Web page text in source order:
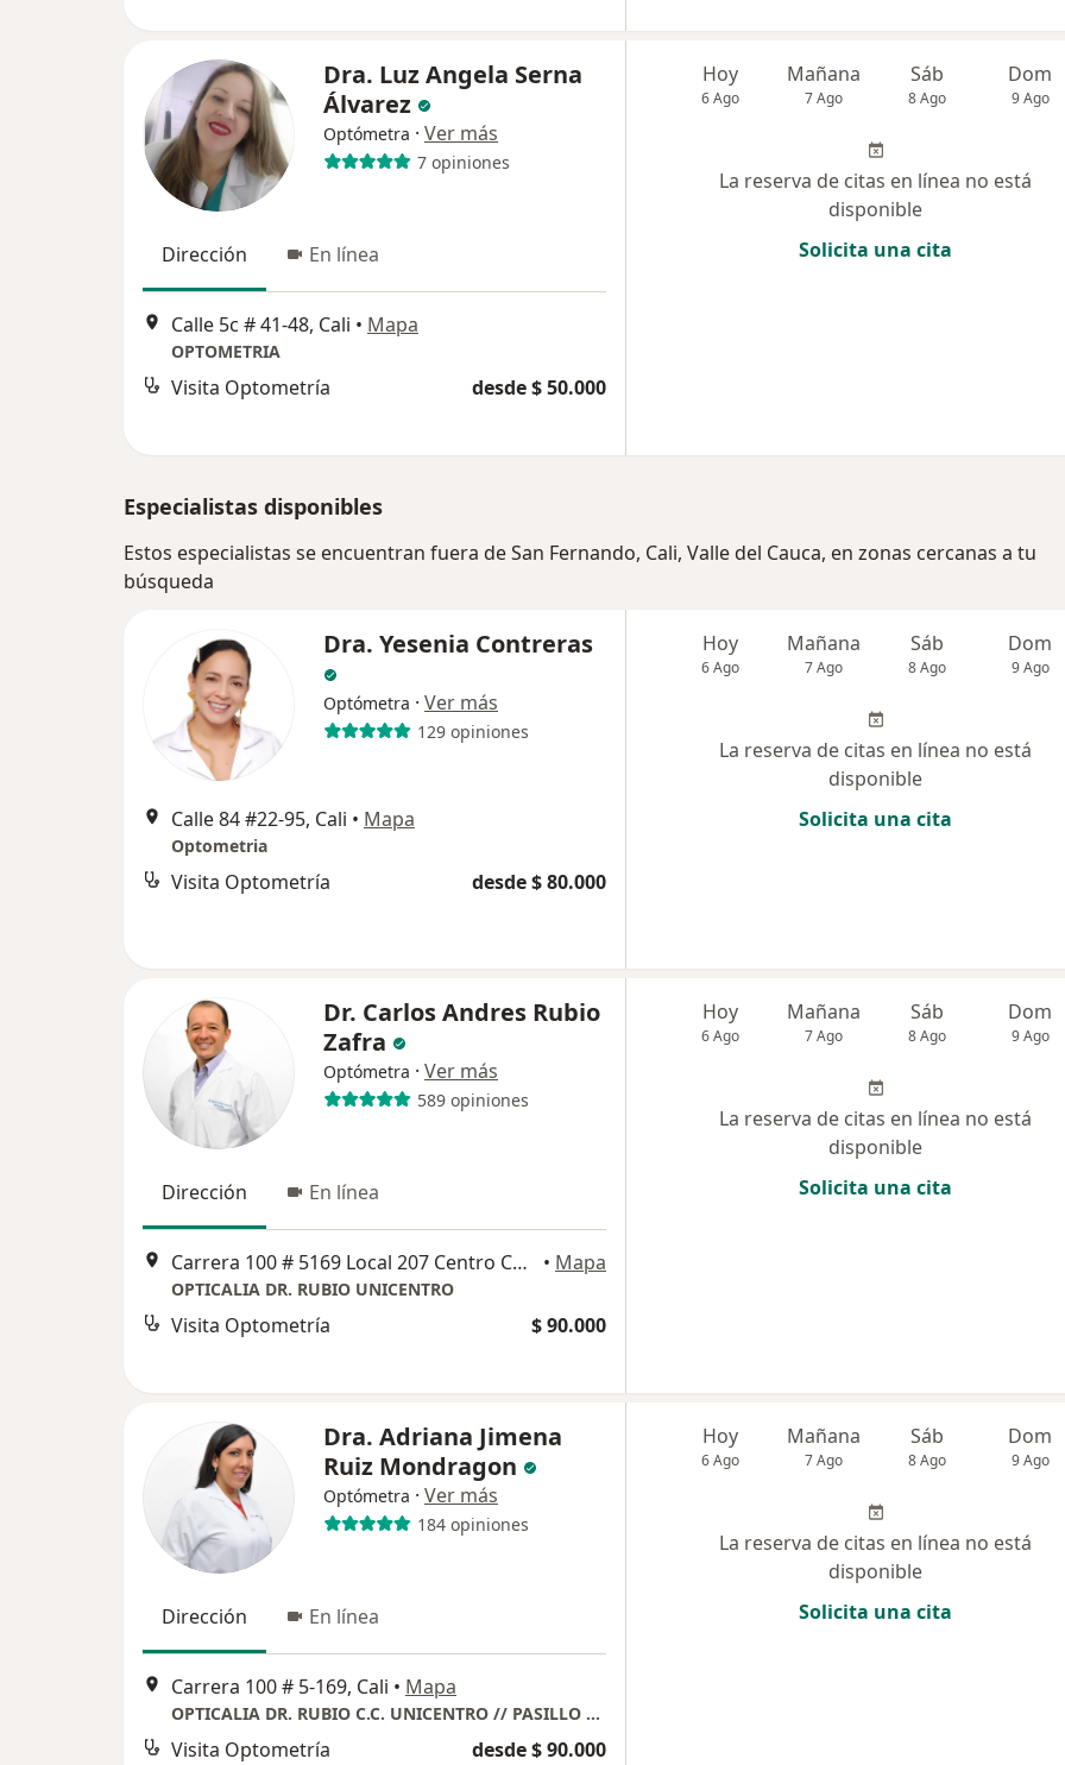
Dra. Luz Angela Serna
Álvarez
Optómetra · Ver más
7 opiniones
Dirección En línea
Calle 5c # 41-48, Cali • Mapa
OPTOMETRIA
Visita Optometría desde $ 50.000
Hoy
6 Ago
Mañana
7 Ago
Sáb
8 Ago
Dom
9 Ago
La reserva de citas en línea no está
disponible
Solicita una cita
Especialistas disponibles
Estos especialistas se encuentran fuera de San Fernando, Cali, Valle del Cauca, en zonas cercanas a tu
búsqueda
Dra. Yesenia Contreras
Optómetra · Ver más
129 opiniones
Calle 84 #22-95, Cali • Mapa
Optometria
Visita Optometría desde $ 80.000
Hoy
6 Ago
Mañana
7 Ago
Sáb
8 Ago
Dom
9 Ago
La reserva de citas en línea no está
disponible
Solicita una cita
Dr. Carlos Andres Rubio
Zafra
Optómetra · Ver más
589 opiniones
Dirección En línea
Carrera 100 # 5169 Local 207 Centro Comercial Unicentro, Cali • Mapa
OPTICALIA DR. RUBIO UNICENTRO
Visita Optometría $ 90.000
Hoy
6 Ago
Mañana
7 Ago
Sáb
8 Ago
Dom
9 Ago
La reserva de citas en línea no está
disponible
Solicita una cita
Dra. Adriana Jimena
Ruiz Mondragon
Optómetra · Ver más
184 opiniones
Dirección En línea
Carrera 100 # 5-169, Cali • Mapa
OPTICALIA DR. RUBIO C.C. UNICENTRO // PASILLO 1 LOCAL 207
Visita Optometría desde $ 90.000
Hoy
6 Ago
Mañana
7 Ago
Sáb
8 Ago
Dom
9 Ago
La reserva de citas en línea no está
disponible
Solicita una cita